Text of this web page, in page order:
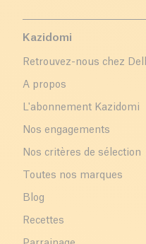
Kazidomi
Retrouvez-nous chez
A propos
L'abonnement Kazidomi
Nos engagements
Nos critères de sélection
Toutes nos marques
Blog
Recettes